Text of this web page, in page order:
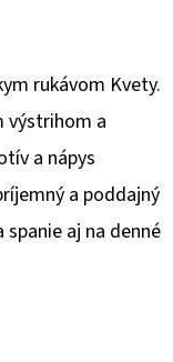
rukávom Kvety.
výstrihom a
a nápys
a poddajný
aj na denné